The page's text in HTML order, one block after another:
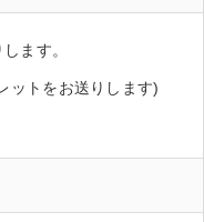
ます。
ットをお送りします)